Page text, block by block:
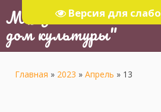
Версия для
МБУ "Тюлячинский
дом культуры"
Главная » 2023 » Апрель » 13